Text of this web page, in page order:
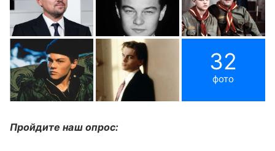
32
фото
Пройдите наш опрос: